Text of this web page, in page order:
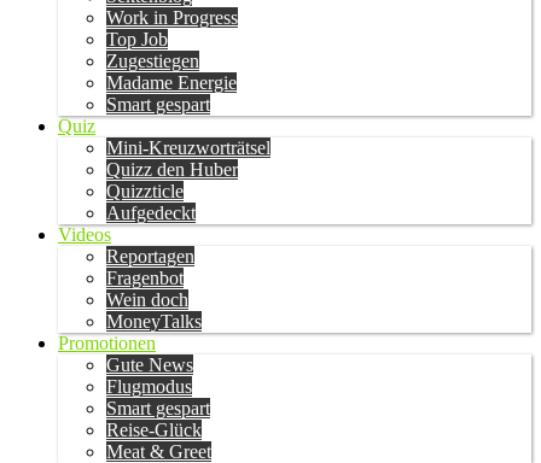
Work in Progress
Top Job
Zugestiegen
Madame Energie
Smart gespart
Quiz
Mini-Kreuzworträtsel
Quizz den Huber
Quizzticle
Aufgedeckt
Videos
Reportagen
Fragenbot
Wein doch
MoneyTalks
Promotionen
Gute News
Flugmodus
Smart gespart
Reise-Glück
Meat & Greet